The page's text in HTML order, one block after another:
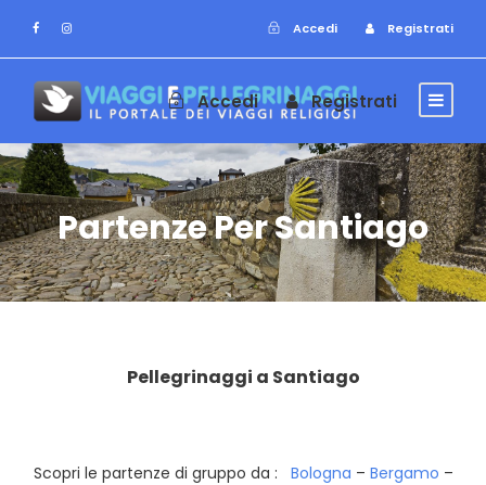
Accedi Registrati
Accedi Registrati
Partenze Per Santiago
Pellegrinaggi a Santiago
Scopri le partenze di gruppo da : Bologna – Bergamo –